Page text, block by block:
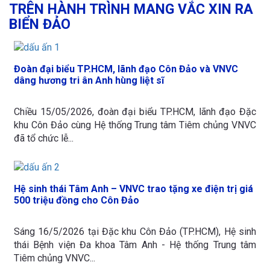
TRÊN HÀNH TRÌNH MANG VẮC XIN RA
BIỂN ĐẢO
Đoàn đại biểu TP.HCM, lãnh đạo Côn Đảo và VNVC
dâng hương tri ân Anh hùng liệt sĩ
Chiều 15/05/2026, đoàn đại biểu TP.HCM, lãnh đạo Đặc
khu Côn Đảo cùng Hệ thống Trung tâm Tiêm chủng VNVC
đã tổ chức lễ...
Hệ sinh thái Tâm Anh – VNVC trao tặng xe điện trị giá
500 triệu đồng cho Côn Đảo
Sáng 16/5/2026 tại Đặc khu Côn Đảo (TP.HCM), Hệ sinh
thái Bệnh viện Đa khoa Tâm Anh - Hệ thống Trung tâm
Tiêm chủng VNVC...